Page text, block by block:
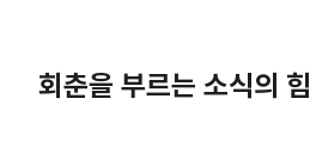
회춘을 부르는 소식의 힘